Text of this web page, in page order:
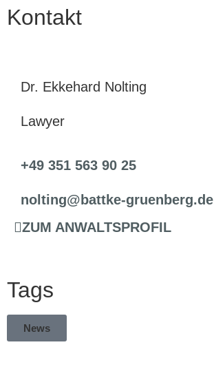
Kontakt
Dr. Ekkehard Nolting
Lawyer
+49 351 563 90 25
nolting@battke-gruenberg.de
ZUM ANWALTSPROFIL
Tags
News